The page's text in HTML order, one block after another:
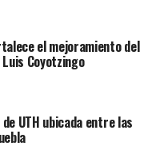
población con todo
están
tras las fuertes
y apoyo del
constante para
el mejoramiento del
Coyotzingo
UTH ubicada entre las